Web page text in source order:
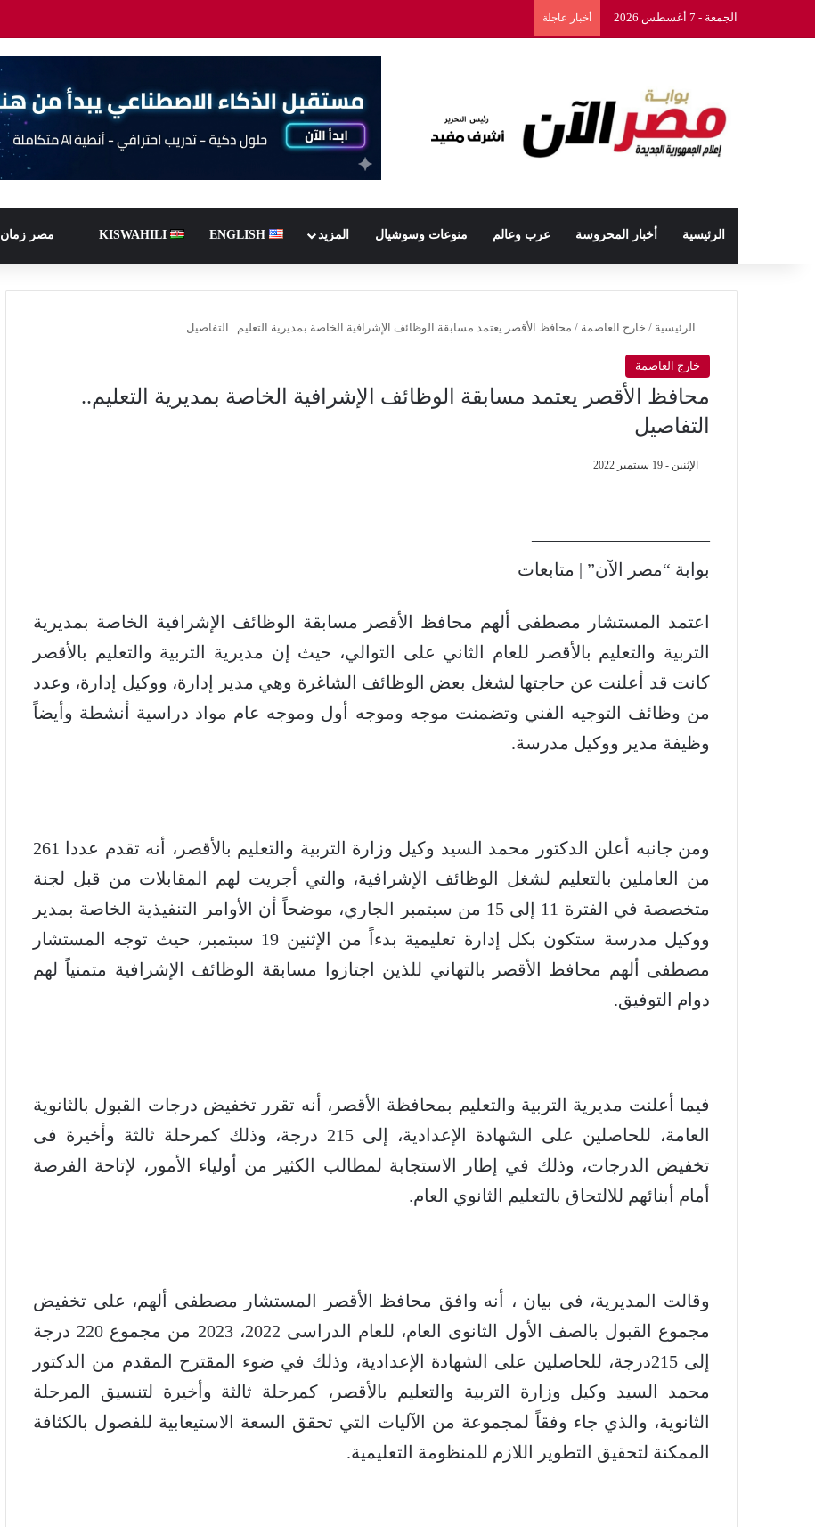
الجمعة - 7 أغسطس 2026 أخبار عاجلة
الرئيسية أخبار المحروسة عرب وعالم منوعات وسوشيال المزيد ENGLISH
KISWAHILI مصر زمان
الرئيسية / خارج العاصمة / محافظ الأقصر يعتمد مسابقة الوظائف الإشرافية الخاصة بمديرية التعليم.. التفاصيل
خارج العاصمة
محافظ الأقصر يعتمد مسابقة الوظائف الإشرافية الخاصة بمديرية التعليم..
التفاصيل
الإثنين - 19 سبتمبر 2022
——————————
بوابة “مصر الآن” | متابعات
اعتمد المستشار مصطفى ألهم محافظ الأقصر مسابقة الوظائف الإشرافية الخاصة بمديرية
التربية والتعليم بالأقصر للعام الثاني على التوالي، حيث إن مديرية التربية والتعليم بالأقصر
كانت قد أعلنت عن حاجتها لشغل بعض الوظائف الشاغرة وهي مدير إدارة، ووكيل إدارة، وعدد
من وظائف التوجيه الفني وتضمنت موجه وموجه أول وموجه عام مواد دراسية أنشطة وأيضاً
وظيفة مدير ووكيل مدرسة.
ومن جانبه أعلن الدكتور محمد السيد وكيل وزارة التربية والتعليم بالأقصر، أنه تقدم عددا 261
من العاملين بالتعليم لشغل الوظائف الإشرافية، والتي أجريت لهم المقابلات من قبل لجنة
متخصصة في الفترة 11 إلى 15 من سبتمبر الجاري، موضحاً أن الأوامر التنفيذية الخاصة بمدير
ووكيل مدرسة ستكون بكل إدارة تعليمية بدءاً من الإثنين 19 سبتمبر، حيث توجه المستشار
مصطفى ألهم محافظ الأقصر بالتهاني للذين اجتازوا مسابقة الوظائف الإشرافية متمنياً لهم
دوام التوفيق.
فيما أعلنت مديرية التربية والتعليم بمحافظة الأقصر، أنه تقرر تخفيض درجات القبول بالثانوية
العامة، للحاصلين على الشهادة الإعدادية، إلى 215 درجة، وذلك كمرحلة ثالثة وأخيرة فى
تخفيض الدرجات، وذلك في إطار الاستجابة لمطالب الكثير من أولياء الأمور، لإتاحة الفرصة
أمام أبنائهم للالتحاق بالتعليم الثانوي العام.
وقالت المديرية، فى بيان ، أنه وافق محافظ الأقصر المستشار مصطفى ألهم، على تخفيض
مجموع القبول بالصف الأول الثانوى العام، للعام الدراسى 2022، 2023 من مجموع 220 درجة
إلى 215درجة، للحاصلين على الشهادة الإعدادية، وذلك في ضوء المقترح المقدم من الدكتور
محمد السيد وكيل وزارة التربية والتعليم بالأقصر، كمرحلة ثالثة وأخيرة لتنسيق المرحلة
الثانوية، والذي جاء وفقاً لمجموعة من الآليات التي تحقق السعة الاستيعابية للفصول بالكثافة
الممكنة لتحقيق التطوير اللازم للمنظومة التعليمية.